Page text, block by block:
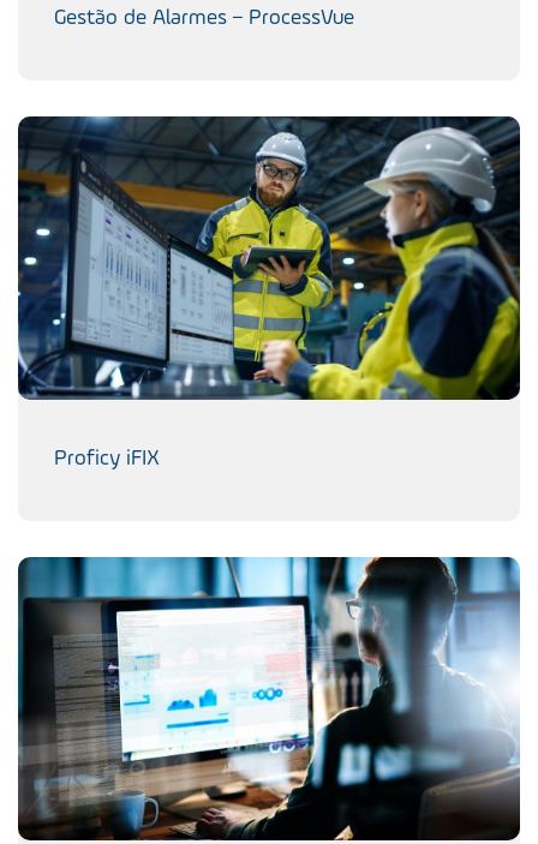
Gestão de Alarmes – ProcessVue
Proficy iFIX